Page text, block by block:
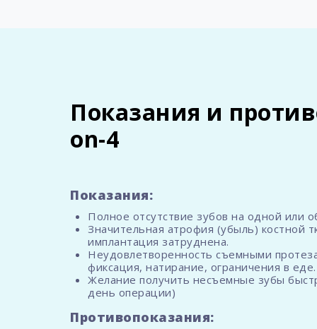
Показания и
on-4
Показания:
Полное отсутствие зубов на одной или
Значительная атрофия (убыль) костной
имплантация затруднена.
Неудовлетворенность съемными
фиксация, натирание, ограничения в еде.
Желание получить несъемные зубы
день операции)
Противопоказания: